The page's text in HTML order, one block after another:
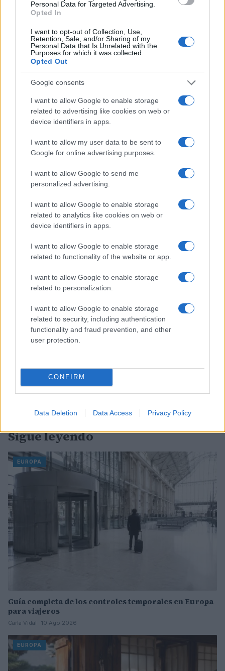
Personal Data for Targeted Advertising.
Opted In
I want to opt-out of Collection, Use,
Retention, Sale, and/or Sharing of my
Personal Data that Is Unrelated with the
Purposes for which it was collected.
Opted Out
Google consents
I want to allow Google to enable storage
related to advertising like cookies on web or
device identifiers in apps.
I want to allow my user data to be sent to
Google for online advertising purposes.
I want to allow Google to send me
personalized advertising.
I want to allow Google to enable storage
related to analytics like cookies on web or
device identifiers in apps.
I want to allow Google to enable storage
related to functionality of the website or app.
I want to allow Google to enable storage
related to personalization.
I want to allow Google to enable storage
related to security, including authentication
functionality and fraud prevention, and other
user protection.
CONFIRM
Data Deletion Data Access Privacy Policy
amigos). También significa que un viaje por
carretera europeo
perfectamente factible en su automóvil.
¡¡¡Que vengan las fiestas de Navidad !!!
LEE TAMBIÉN
7 increíbles vacaciones en la playas de Francia
Las mejores playas nudistas en Francia
Redacción Viajar365.com
Sigue leyendo
EUROPA
Guía completa de los controles temporales en Europa
para viajeros
Carla Vidal · 10 Ago 2026
EUROPA